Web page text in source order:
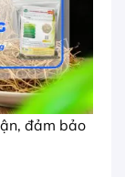
đảm bảo